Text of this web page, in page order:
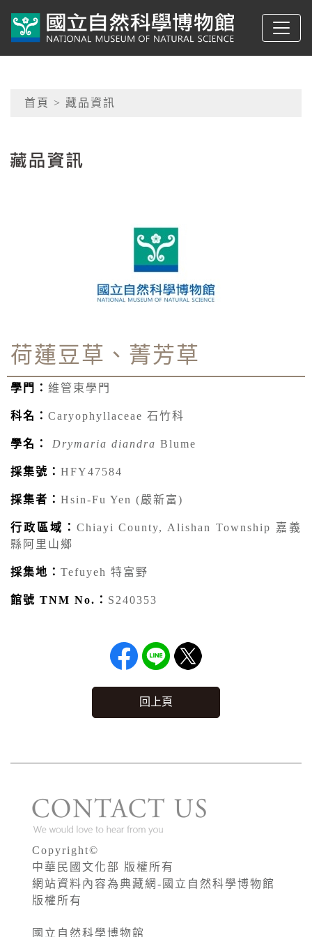
典藏網-國立自然科學
網頁導覽
首頁 > 藏品資訊
荷蓮豆草、菁芳草
學門： 維管束學門
科名： Caryophyllaceae 石竹科
學名： Drymaria diandra Blume
採集號： HFY47584
採集者： Hsin-Fu Yen (嚴新富)
行政區域： Chiayi County, Alishan Township 嘉義
縣阿里山鄉
採集地： Tefuyeh 特富野
館號 TNM No.： S240353
回上頁
Copyright©
中華民國文化部 版權所有
網站資料內容為典藏網-國立自然科學博物館
版權所有
國立自然科學博物館